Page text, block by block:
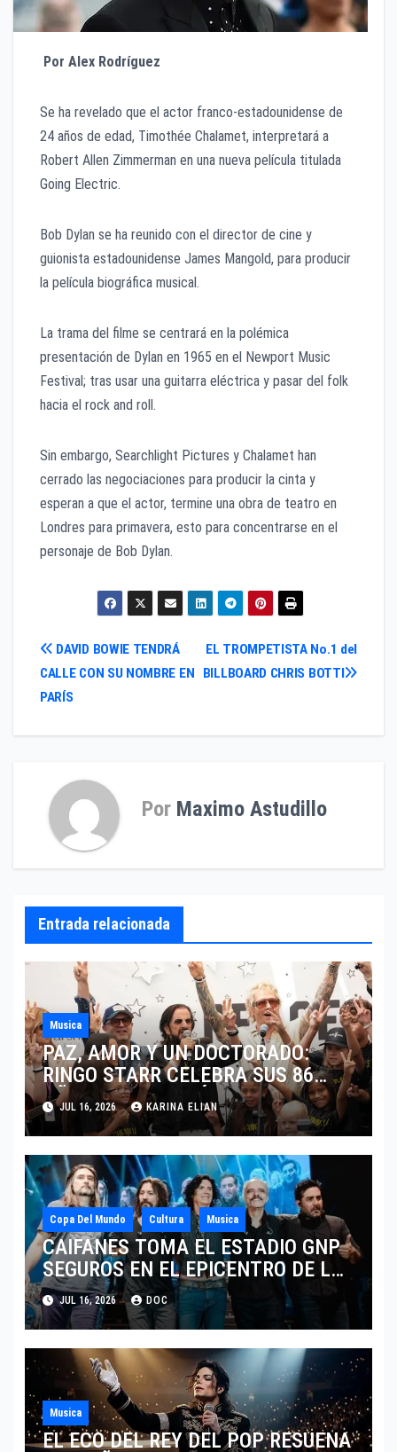
Por Alex Rodríguez
Se ha revelado que el actor franco-estadounidense de
24 años de edad, Timothée Chalamet, interpretará a
Robert Allen Zimmerman en una nueva película titulada
Going Electric.
Bob Dylan se ha reunido con el director de cine y
guionista estadounidense James Mangold, para producir
la película biográfica musical.
La trama del filme se centrará en la polémica
presentación de Dylan en 1965 en el Newport Music
Festival; tras usar una guitarra eléctrica y pasar del folk
hacia el rock and roll.
Sin embargo, Searchlight Pictures y Chalamet han
cerrado las negociaciones para producir la cinta y
esperan a que el actor, termine una obra de teatro en
Londres para primavera, esto para concentrarse en el
personaje de Bob Dylan.
Navegación
de
entradas
EL TROMPETISTA No.1 del
BILLBOARD CHRIS BOTTI
DAVID BOWIE TENDRÁ
CALLE CON SU NOMBRE EN
PARÍS
Por Maximo Astudillo
Entrada relacionada
Musica
PAZ, AMOR Y UN DOCTORADO:
RINGO STARR CELEBRA SUS 86
AÑOS CON LOS MÁXIMOS
HONORES DE LIVERPOOL
JUL 16, 2026 KARINA ELIAN
Copa Del Mundo Cultura Musica
CAIFANES TOMA EL ESTADIO GNP
SEGUROS EN EL EPICENTRO DE LA
IDENTIDAD MEXICANA
JUL 16, 2026 DOC
Musica
EL ECO DEL REY DEL POP RESUENA